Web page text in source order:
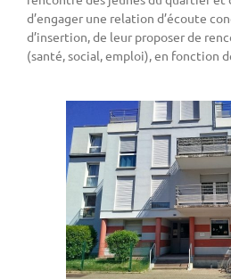
d’engager une relation d’écoute
d’insertion, de leur proposer de
(santé, social, emploi), en fonction